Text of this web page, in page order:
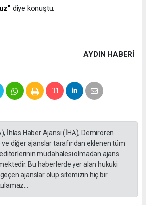
diye konuştu.
AYDIN HABERİ
İhlas Haber Ajansı (İHA), Demirören
ve diğer ajanslar tarafından eklenen tüm
müdahalesi olmadan ajans
Bu haberlerde yer alan hukuki
ajanslar olup sitemizin hiç bir